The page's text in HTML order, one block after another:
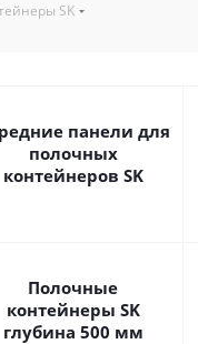
SK
панели для
полочных
контейнеров SK
Полочные
контейнеры SK
глубина 500 мм